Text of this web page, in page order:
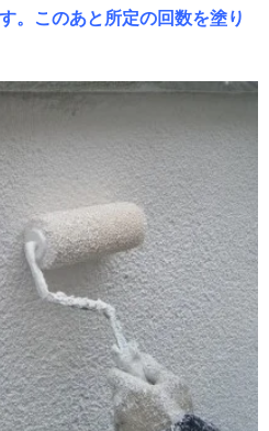
。このあと所定の回数を塗り